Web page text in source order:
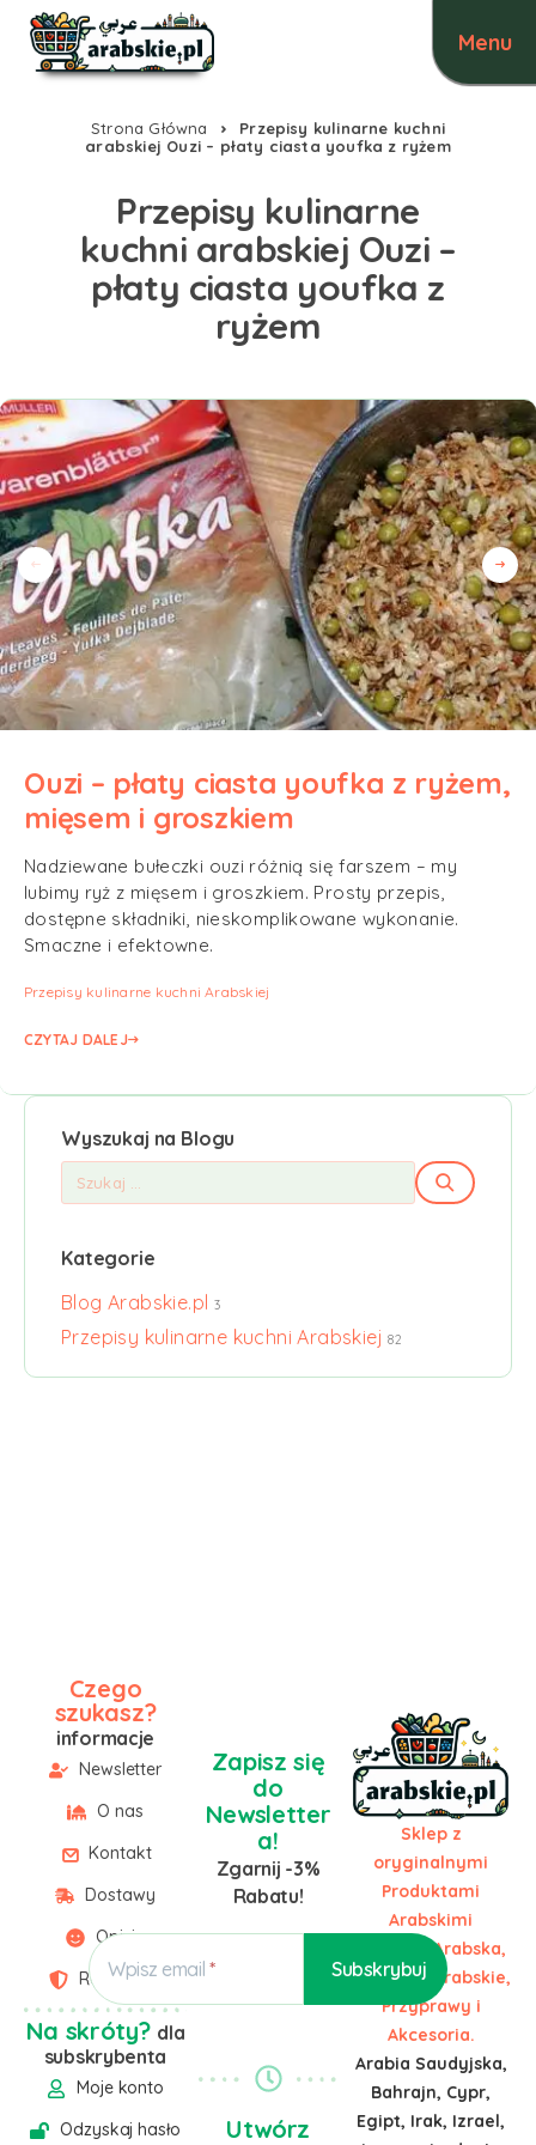
Strona Główna
Przepisy kulinarne kuchni
arabskiej Ouzi – płaty ciasta youfka z ryżem
Przepisy kulinarne
kuchni arabskiej Ouzi –
płaty ciasta youfka z
ryżem
Ouzi – płaty ciasta youfka z ryżem,
mięsem i groszkiem
Nadziewane bułeczki ouzi różnią się farszem – my
lubimy ryż z mięsem i groszkiem. Prosty przepis,
dostępne składniki, nieskomplikowane wykonanie.
Smaczne i efektowne.
Przepisy kulinarne kuchni Arabskiej
CZYTAJ DALEJ
Wyszukaj na Blogu
Kategorie
Blog Arabskie.pl 3
Przepisy kulinarne kuchni Arabskiej 82
Czego
szukasz?
informacje
Newsletter
O nas
Kontakt
Dostawy
Opinie
Regulamin
Na skróty? dla
subskrybenta
Moje konto
Odzyskaj hasło
Sklep z
oryginalnymi
Produktami
Arabskimi
Żywność Arabska,
Słodycze Arabskie,
Przyprawy i
Akcesoria.
Arabia Saudyjska,
Bahrajn, Cypr,
Egipt, Irak, Izrael,
Zapisz się
do
Newsletter
a!
Zgarnij -3%
Rabatu!
Wpisz email
Utwórz